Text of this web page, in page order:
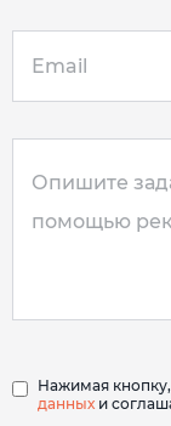
Нажимая
данных и